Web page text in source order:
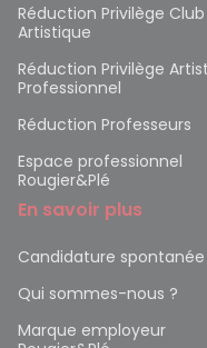
Réduction Privilège Club
Artistique
Réduction Privilège
Professionnel
Réduction Professeurs
Espace professionnel
Rougier&Plé
En savoir plus
Candidature spontanée
Qui sommes-nous ?
Marque employeur